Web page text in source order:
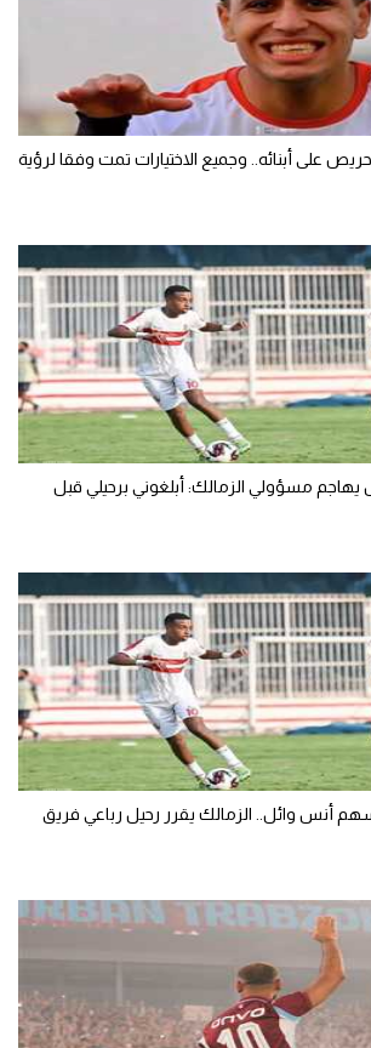
على أبنائه.. وجميع الاختيارات تمت وفقا لرؤية
وائل يهاجم مسؤولي الزمالك: أبلغوني برحيلي قبل
أنس وائل.. الزمالك يقرر رحيل رباعي فريق